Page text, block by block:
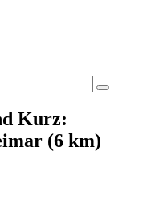
Kurz:
(6 km)